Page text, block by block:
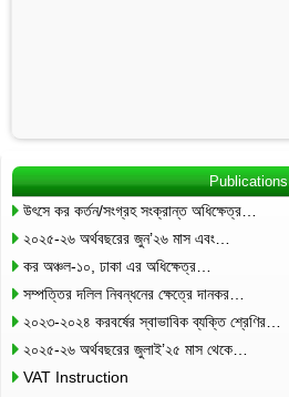
Publications
উৎসে কর কর্তন/সংগ্রহ সংক্রান্ত অধিক্ষেত্র…
২০২৫-২৬ অর্থবছরের জুন’২৬ মাস এবং…
কর অঞ্চল-১০, ঢাকা এর অধিক্ষেত্র…
সম্পত্তির দলিল নিবন্ধনের ক্ষেত্রে দানকর…
২০২৩-২০২৪ করবর্ষের স্বাভাবিক ব্যক্তি শ্রেণির…
২০২৫-২৬ অর্থবছরের জুলাই’২৫ মাস থেকে…
VAT Instruction